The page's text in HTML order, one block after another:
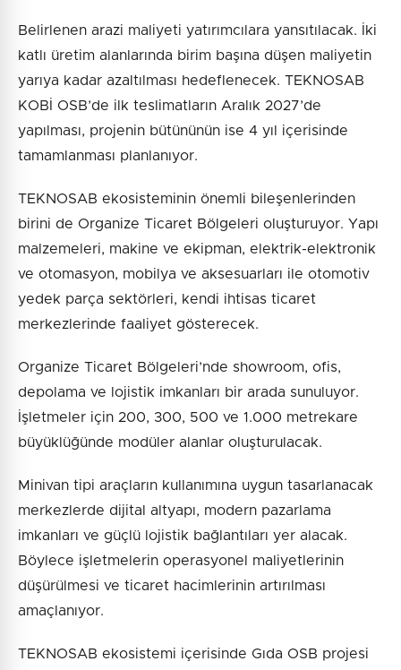
Belirlenen arazi maliyeti yatırımcılara yansıtılacak. İki
katlı üretim alanlarında birim başına düşen maliyetin
yarıya kadar azaltılması hedeflenecek. TEKNOSAB
KOBİ OSB’de ilk teslimatların Aralık 2027’de
yapılması, projenin bütününün ise 4 yıl içerisinde
tamamlanması planlanıyor.
TEKNOSAB ekosisteminin önemli bileşenlerinden
birini de Organize Ticaret Bölgeleri oluşturuyor. Yapı
malzemeleri, makine ve ekipman, elektrik-elektronik
ve otomasyon, mobilya ve aksesuarları ile otomotiv
yedek parça sektörleri, kendi ihtisas ticaret
merkezlerinde faaliyet gösterecek.
Organize Ticaret Bölgeleri’nde showroom, ofis,
depolama ve lojistik imkanları bir arada sunuluyor.
İşletmeler için 200, 300, 500 ve 1.000 metrekare
büyüklüğünde modüler alanlar oluşturulacak.
Minivan tipi araçların kullanımına uygun tasarlanacak
merkezlerde dijital altyapı, modern pazarlama
imkanları ve güçlü lojistik bağlantıları yer alacak.
Böylece işletmelerin operasyonel maliyetlerinin
düşürülmesi ve ticaret hacimlerinin artırılması
amaçlanıyor.
TEKNOSAB ekosistemi içerisinde Gıda OSB projesi